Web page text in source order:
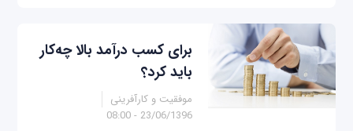
برای کسب درآمد بالا چه‌کار
باید کرد؟
موفقیت و کارآفرینی
23/06/1396 - 08:00